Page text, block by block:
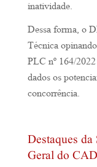
inatividade.
Dessa forma, o
Técnica
PLC nº 164/
dados os
concorrência.
Destaques
Geral do